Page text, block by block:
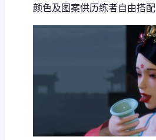
颜色及图案供历练者自由搭配